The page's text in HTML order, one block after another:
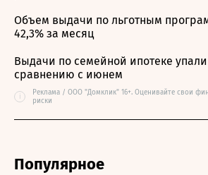
Объем выдачи по льготным
42,3% за месяц
Выдачи по семейной ипотеке упали
сравнению с июнем
i
Реклама / ООО "Домклик" 16+. Оценивайте свои
риски
Популярное